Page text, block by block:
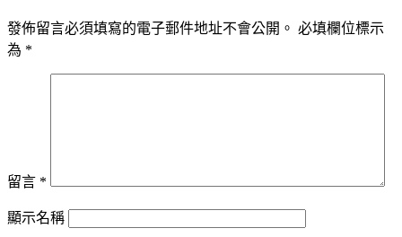
發佈留言必須填寫的電子郵件地址不會公開。 必填欄位標示
為 *
留言 *
顯示名稱